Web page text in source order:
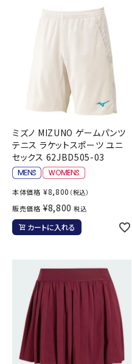
ミズノ MIZUNO ゲームパンツ
テニス ラケットスポーツ ユニ
セックス 62JBD505-03
本体価格 ¥8,800 （税込）
販売価格 ¥8,800 税込
カートに入れる